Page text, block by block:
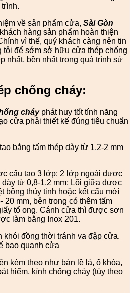
về sản phẩm cửa, Sài Gòn
hàng sản phẩm hoàn thiện
vì thế, quý khách càng nên tin
tôi để sớm sở hữu cửa thép chống
nhất, bền nhất trong quá trình sử
chống cháy:
cháyphát huy tốt tính năng
cửa phải thiết kế đúng tiêu chuẩn
bằng tấm thép dày từ 1,2-2 mm
cấu tạo 3 lớp: 2 lớp ngoài được
dày từ 0,8-1,2 mm; Lõi giữa được
bông thủy tinh hoặc kết cấu mới
20 mm, bên trong có thêm tấm
tổ ong. Cánh cửa thì được sơn
làm bằng Inox 201.
khói đồng thời tránh va đập cửa.
bao quanh cửa
kèm theo như bản lề lá, ổ khóa,
hiểm, kính chống cháy (tùy theo